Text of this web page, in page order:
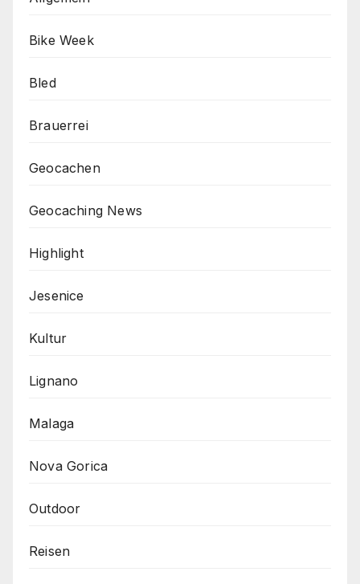
Bike Week
Bled
Brauerrei
Geocachen
Geocaching News
Highlight
Jesenice
Kultur
Lignano
Malaga
Nova Gorica
Outdoor
Reisen